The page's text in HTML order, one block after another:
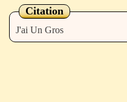
Citation
J'ai Un Gros